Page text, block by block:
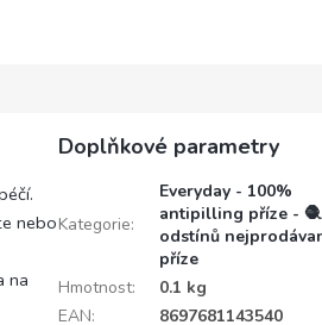
nebo
na
Doplňkové parametry
Kategorie:
Everyday - 100%
antipilling příze -
odstínů
příze
Hmotnost:
0.1 kg
EAN: 8697681143540